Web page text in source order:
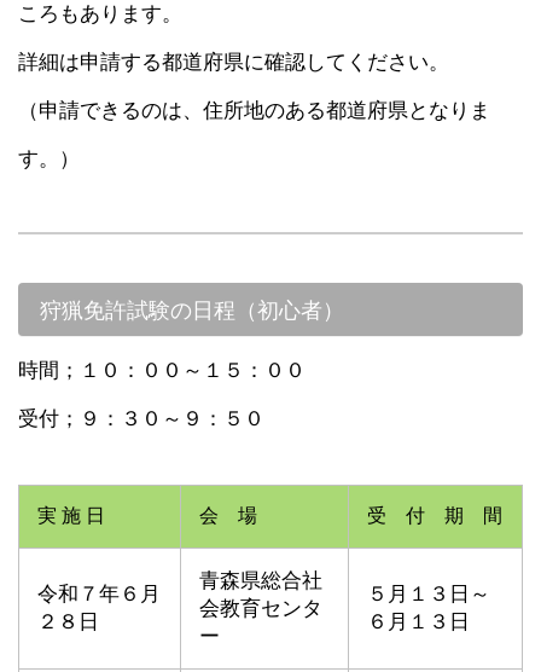
ころもあります。
詳細は申請する都道府県に確認してください。
（申請できるのは、住所地のある都道府県となりま
す。）
狩猟免許試験の日程（初心者）
時間；１０：００～１５：００
受付；９：３０～９：５０
実 施 日 会 場 受 付 期 間
令和７年６月
２８日
青森県総合社
会教育センタ
ー
５月１３日～
６月１３日